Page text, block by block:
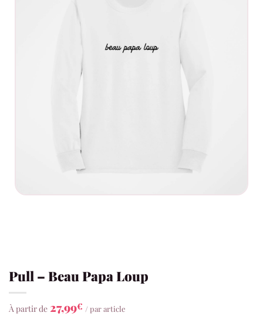
Pull – Beau Papa Loup
À partir de 27,99€ / par article